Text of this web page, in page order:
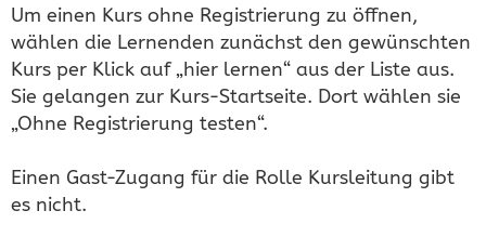
Um einen Kurs ohne Registrierung zu öffnen,
wählen die Lernenden zunächst den gewünschten
Kurs per Klick auf „hier lernen“ aus der Liste aus.
Sie gelangen zur Kurs-Startseite. Dort wählen sie
„Ohne Registrierung testen“.
Einen Gast-Zugang für die Rolle Kursleitung gibt
es nicht.